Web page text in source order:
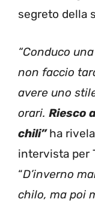
segreto della
“Conduco
non faccio
avere uno
orari. Riesco
chili”ha
intervista per
“D’inverno
chilo, ma poi